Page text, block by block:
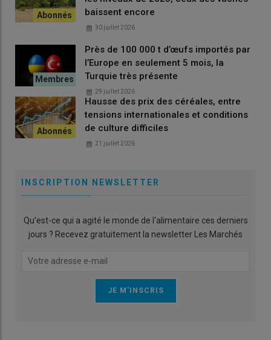
baissent encore
30 juillet 2026
Près de 100 000 t d’œufs importés par
l’Europe en seulement 5 mois, la
Turquie très présente
29 juillet 2026
Hausse des prix des céréales, entre
tensions internationales et conditions
de culture difficiles
21 juillet 2026
INSCRIPTION NEWSLETTER
Qu’est-ce qui a agité le monde de l'alimentaire ces derniers
jours ? Recevez gratuitement la newsletter Les Marchés